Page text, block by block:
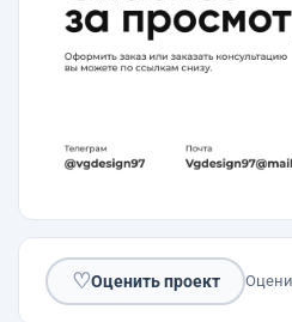
♡Оценить проект